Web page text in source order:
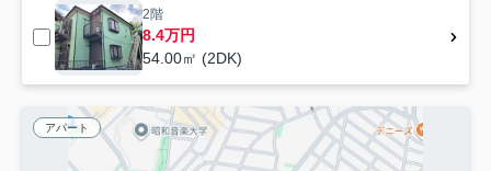
2階
8.4万円
54.00㎡ (2DK)
アパート